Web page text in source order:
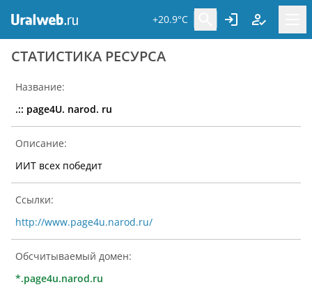
+20.9°C
CТАТИСТИКА РЕСУРСА
Название:
.:: page4U. narod. ru
Описание:
ИИТ всех победит
Ссылки:
http://www.page4u.narod.ru/
Обсчитываемый домен:
*.page4u.narod.ru